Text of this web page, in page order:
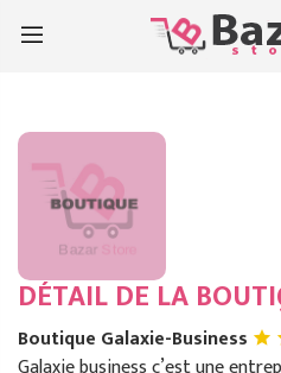
DÉTAIL DE LA
Boutique Galaxie-Business